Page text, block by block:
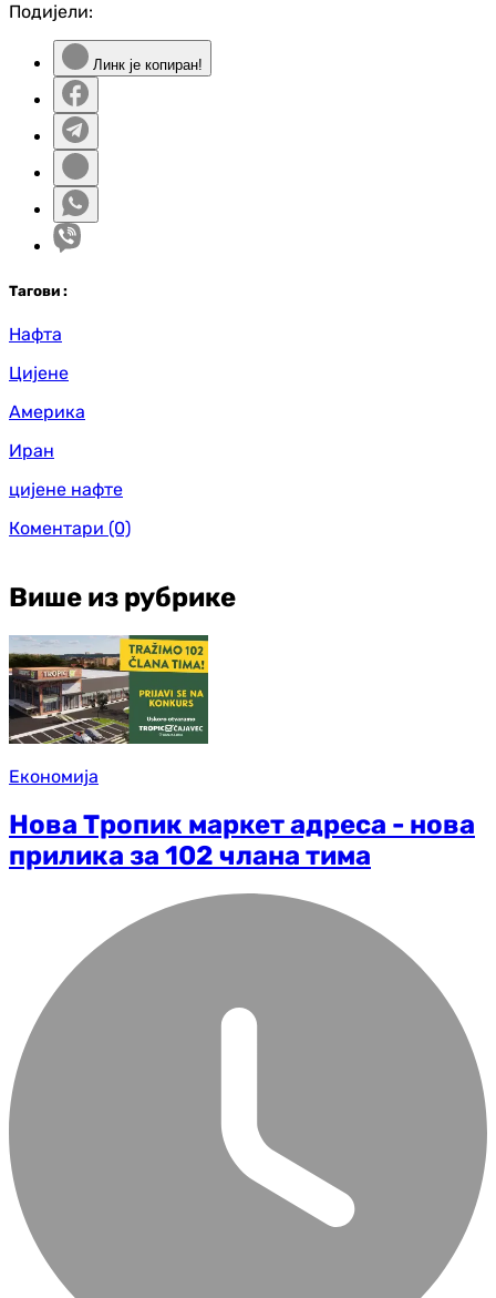
Подијели:
Линк је копиран!
Тагови :
Нафта
Цијене
Америка
Иран
цијене нафте
Коментари (0)
Више из рубрике
Економија
Нова Тропик маркет адреса - нова
прилика за 102 члана тима